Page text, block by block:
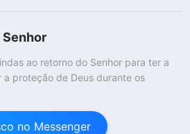
ao retorno do Senhor para ter a
proteção de Deus durante os
no Messenger